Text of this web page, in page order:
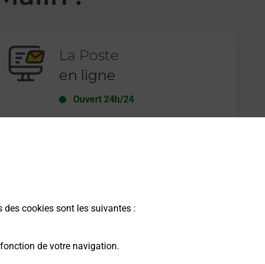
cookies sont les suivantes :
de votre navigation.
La Poste
en ligne
Ouvert 24h/24